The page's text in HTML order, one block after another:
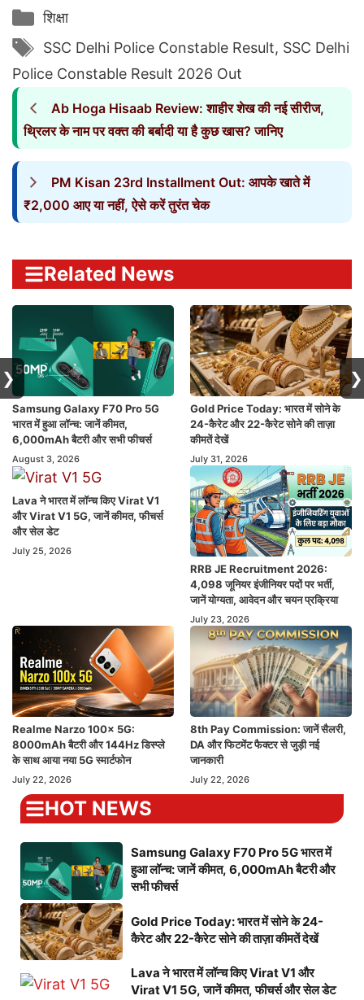
Categories
शिक्षा
Tags
SSC Delhi Police Constable Result, SSC Delhi
Police Constable Result 2026 Out
Ab Hoga Hisaab Review: शाहीर शेख की नई सीरीज,
थ्रिलर के नाम पर वक्त की बर्बादी या है कुछ खास? जानिए
PM Kisan 23rd Installment Out: आपके खाते में
₹2,000 आए या नहीं, ऐसे करें तुरंत चेक
Related News
Samsung Galaxy F70 Pro 5G
भारत में हुआ लॉन्च: जानें कीमत,
6,000mAh बैटरी और सभी फीचर्स
August 3, 2026
Gold Price Today: भारत में सोने के
24-कैरेट और 22-कैरेट सोने की ताज़ा
कीमतें देखें
July 31, 2026
Lava ने भारत में लॉन्च किए Virat V1
और Virat V1 5G, जानें कीमत, फीचर्स
और सेल डेट
July 25, 2026
RRB JE Recruitment 2026:
4,098 जूनियर इंजीनियर पदों पर भर्ती,
जानें योग्यता, आवेदन और चयन प्रक्रिया
July 23, 2026
Realme Narzo 100x 5G:
8000mAh बैटरी और 144Hz डिस्प्ले
के साथ आया नया 5G स्मार्टफोन
July 22, 2026
8th Pay Commission: जानें सैलरी,
DA और फिटमेंट फैक्टर से जुड़ी नई
जानकारी
July 22, 2026
HOT NEWS
Samsung Galaxy F70 Pro 5G भारत में
हुआ लॉन्च: जानें कीमत, 6,000mAh बैटरी और
सभी फीचर्स
Gold Price Today: भारत में सोने के 24-
कैरेट और 22-कैरेट सोने की ताज़ा कीमतें देखें
Lava ने भारत में लॉन्च किए Virat V1 और
Virat V1 5G, जानें कीमत, फीचर्स और सेल डेट
❯ ❯